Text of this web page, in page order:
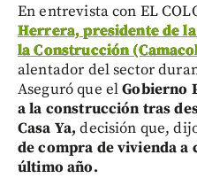
En entrevista con EL
Herrera, presidente de
la Construcción
alentador del sector
Aseguró que elGobierno
a la construcción tras
Casa Ya,decisión que,
de compra de vivienda a
último año.